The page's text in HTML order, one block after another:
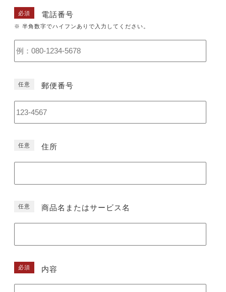
必須 電話番号
※ 半角数字でハイフンありで入力してください。
任意 郵便番号
任意 住所
任意 商品名またはサービス名
必須 内容